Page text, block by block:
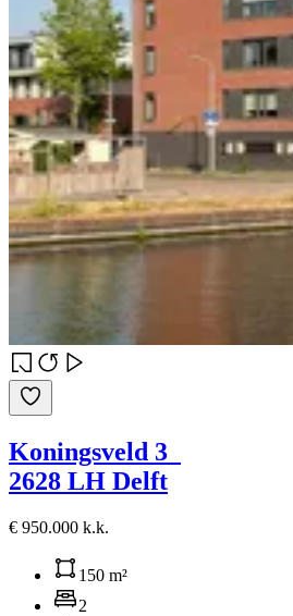
Koningsveld 3
2628 LH Delft
€ 950.000 k.k.
150 m²
2